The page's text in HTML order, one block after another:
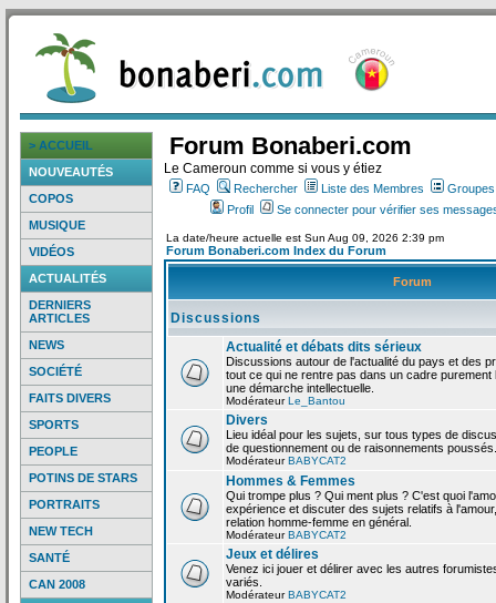
> ACCUEIL
NOUVEAUTÉS
COPOS
MUSIQUE
VIDÉOS
ACTUALITÉS
DERNIERS
ARTICLES
NEWS
SOCIÉTÉ
FAITS DIVERS
SPORTS
PEOPLE
POTINS DE STARS
PORTRAITS
NEW TECH
SANTÉ
CAN 2008
Forum Bonaberi.com
Le Cameroun comme si vous y étiez
FAQ Rechercher Liste des Membres
Profil
Se connecter pour vérifier ses
La date/heure actuelle est Sun Aug 09, 2026 2:39 pm
Forum Bonaberi.com Index du Forum
Forum
Discussions
Actualité et débats dits sérieux
Discussions autour de l'actualité du pays et des
tout ce qui ne rentre pas dans un cadre
une démarche intellectuelle.
ModérateurLe_Bantou
Divers
Lieu idéal pour les sujets, sur tous types de
de questionnement ou de raisonnements
ModérateurBABYCAT2
Hommes & Femmes
Qui trompe plus ? Qui ment plus ? C'est quoi
expérience et discuter des sujets relatifs à
relation homme-femme en général.
ModérateurBABYCAT2
Jeux et délires
Venez ici jouer et délirer avec les autres
variés.
ModérateurBABYCAT2